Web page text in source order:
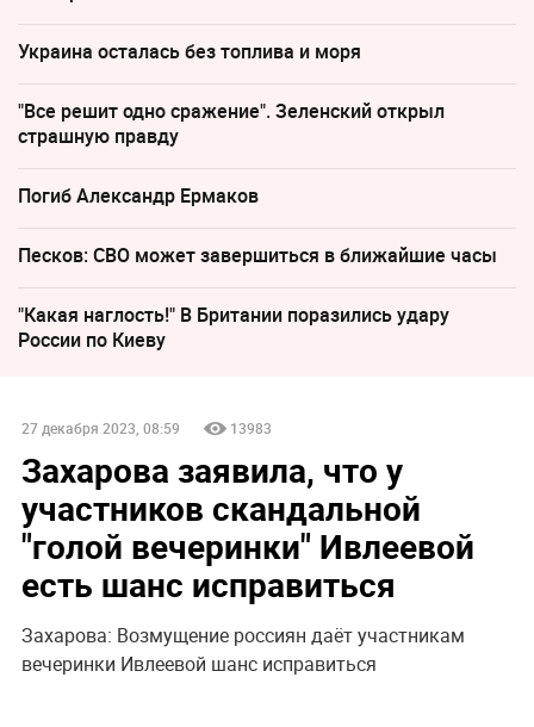
Украина осталась без топлива и моря
"Все решит одно сражение". Зеленский открыл
страшную правду
Погиб Александр Ермаков
Песков: СВО может завершиться в ближайшие часы
"Какая наглость!" В Британии поразились удару
России по Киеву
27 декабря 2023, 08:59 13983
Захарова заявила, что у
участников скандальной
"голой вечеринки" Ивлеевой
есть шанс исправиться
Захарова: Возмущение россиян даёт участникам
вечеринки Ивлеевой шанс исправиться